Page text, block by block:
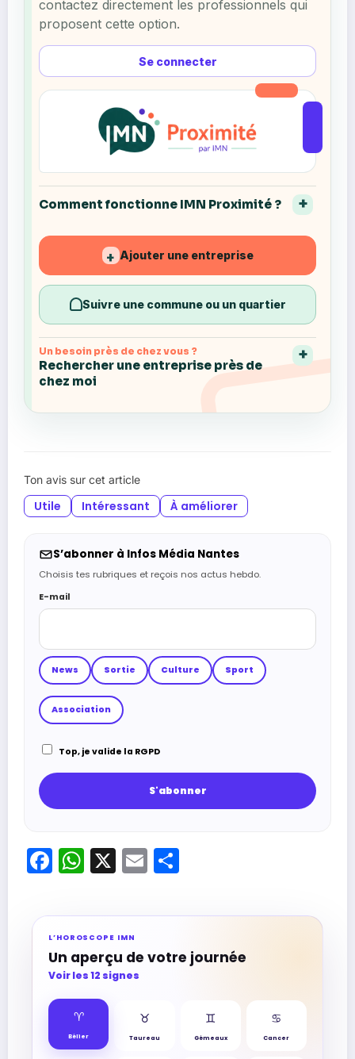
Se connecter
contactez directement les professionnels qui
proposent cette option.
Comment fonctionne IMN Proximité ?
+ Ajouter une entreprise
Suivre une commune ou un quartier
Un besoin près de chez vous ?
Rechercher une entreprise près de
chez moi
Ton avis sur cet article
Utile Intéressant À améliorer
S’abonner à Infos Média Nantes
Choisis tes rubriques et reçois nos actus hebdo.
E-mail
News Sortie Culture Sport
Association
Top, je valide la RGPD
Facebook
WhatsApp
X Email
L’HOROSCOPE IMN
Un aperçu de votre journée
Voir les 12 signes
♈︎
Bélier
♉︎
Taureau
♊︎
Gémeaux
♋︎
Cancer